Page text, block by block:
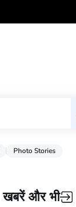
Photo Stories
खबरें और भी